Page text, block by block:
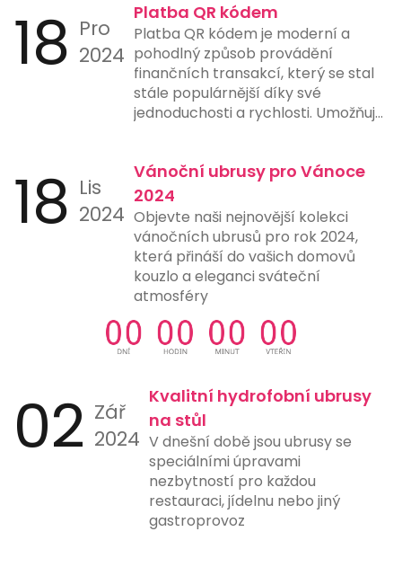
18 Pro
2024
Platba QR kódem
Platba QR kódem je moderní a
pohodlný způsob provádění
finančních transakcí, který se stal
stále populárnější díky své
jednoduchosti a rychlosti. Umožňuje
chytrého telefonu nebo jiného
zařízení s fotoaparátem a vhodnou
aplikací. Tento způsob platby
eliminuje potřebu ručního zadávání
čísel účtů, čímž snižuje riziko chyb a
urychluje proces platby. Mnohé
banky a finanční instituce nyní
nabízejí možnost generování a
skenování QR kódů přímo ve svých
aplikacích, což ještě více usnadňuje
ideální pro online nákupy,
restaurace, čerpací stanice a další
místa, kde rychlost a jednoduchost
platby hrají klíčovou roli.
18 Lis
2024
Vánoční ubrusy pro Vánoce
2024
Objevte naši nejnovější kolekci
vánočních ubrusů pro rok 2024,
která přináší do vašich domovů
kouzlo a eleganci sváteční
atmosféry
02 Zář
2024
Kvalitní hydrofobní ubrusy
na stůl
V dnešní době jsou ubrusy se
speciálními úpravami
nezbytností pro každou
restauraci, jídelnu nebo jiný
gastroprovoz